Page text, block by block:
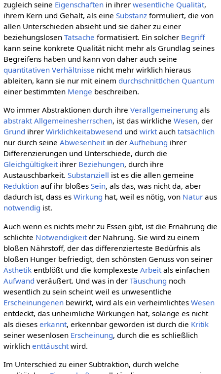
zugleich seine Eigenschaftenin ihrer wesentliche Qualität,
ihrem Kern und Gehalt, als eine Substanzformuliert, die von
allen Unterschieden absieht und sie daher zu einer
beziehungslosen Tatsache formatisiert. Ein solcher Begriff
kann seine konkrete Qualität nicht mehr als Grundlag seines
Begreifens haben und kann von daher auch seine
quantitativen Verhältnisse nicht mehr wirklich hieraus
ableiten, kann sie nur mit einem durchschnittlchen Quantum
einer bestimmten Menge beschreiben.
Wo immer Abstraktionen durch ihre Verallgemeinerung als
abstrakt Allgemeinesherrschen, ist das wirkliche Wesen, der
Grund ihrer Wirklichkeitabwesend und wirktauch tatsächlich
nur durch seine Abwesenheitin der Aufhebung ihrer
Differenzierungen und Unterschiede, durch die
Gleichgültigkeitihrer Beziehungen, durch ihre
Austauschbarkeit. Substanziell ist es die allen gemeine
Reduktionauf ihr bloßes Sein, als das, was nicht da, aber
dadurch ist, dass es Wirkung hat, weil es nötig, von Naturaus
notwendig ist.
Auch wenn es nichts mehr zu Essen gibt, ist die Ernährung die
schlichte Notwendigkeitder Nahrung. Sie wird zu einem
bloßen Nährstoff, der das differenzierteste Bedürfnis als
bloßen Hunger befriedigt, den schönsten Genuss von seiner
Ästhetikentblößt und die komplexeste Arbeitals einfachen
Aufwand veräußert. Und was in der Täuschung noch
wesentlich zu sein scheint weil es unwesentliche
Erscheinungenenbewirkt, wird als ein verheimlichtes Wesen
entdeckt, das unheimliche Wirkungen hat, solange es nicht
als dieses erkannt, erkennbar geworden ist durch die Kritik
seiner wesenlosen Erscheinung, durch die es schließlich
wirklich enttäuschtwird.
Im Unterschied zu einer Subtraktion, durch welche